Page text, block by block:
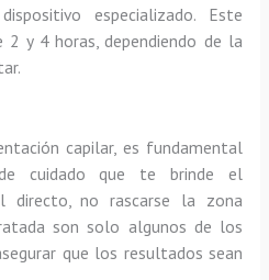
especializado. Este
y 4 horas, dependiendo de la
capilar, es fundamental
cuidado que te brinde el
directo, no rascarse la zona
son solo algunos de los
que los resultados sean